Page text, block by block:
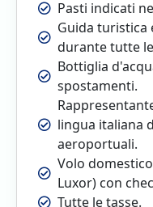
Pasti indicati
Guida turistica
durante tutte
Bottiglia
spostamenti.
lingua italiana
aeroportuali.
Volo
Luxor) con
Tutte le tasse.